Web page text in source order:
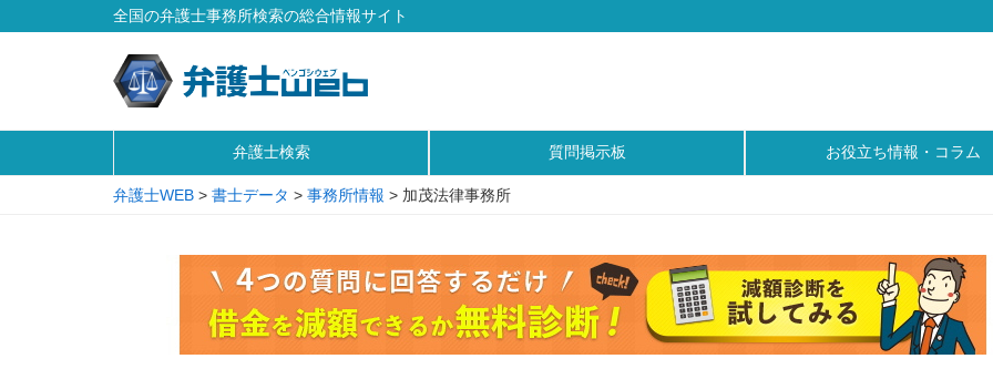
全国の弁護士事務所検索の総合情報サイト
弁護士検索 質問掲示板 お役立ち情報・コラム
弁護士WEB > 書士データ > 事務所情報 > 加茂法律事務所